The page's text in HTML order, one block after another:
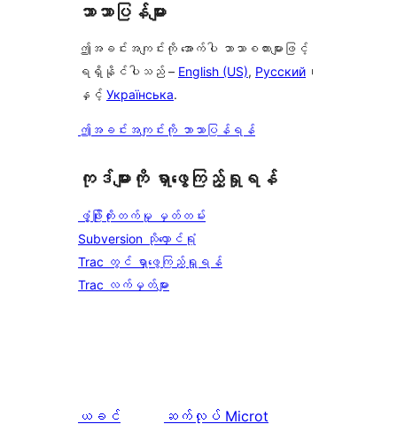
ဘာသာပြန်များ
ဤအခင်းအကျင်းကို အောက်ပါ ဘာသာစကားများဖြင့်
ရရှိနိုင်ပါသည် – English (US), Русский ၊
နှင့် Українська.
ဤအခင်းအကျင်းကို ဘာသာပြန်ရန်
ကုဒ်များကို ရှာဖွေကြည့်ရှုရန်
ဖွံ့ဖြိုးတိုးတက်မှု မှတ်တမ်း
Subversion သိုလှောင်ရုံ
Trac တွင် ရှာဖွေကြည့်ရှုရန်
Trac လက်မှတ်များ
ယခင်
ဆက်လုပ် Microt